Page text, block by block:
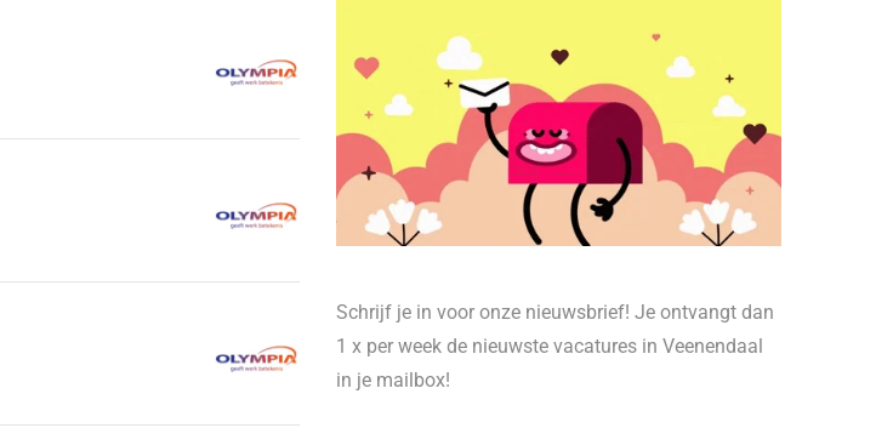
Schrijf je in voor onze nieuwsbrief! Je ontvangt dan
1 x per week de nieuwste vacatures in Veenendaal
in je mailbox!